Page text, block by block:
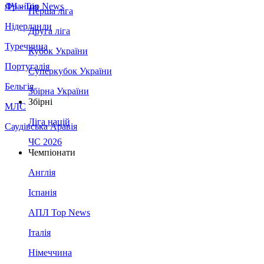
Франція
Нідерланди
Туреччина
Португалія
Бельгія
МЛС
Саудівська Аравія
ЛЧ - Top News
Перша ліга
Друга ліга
Кубок України
Суперкубок України
Збірна України
Збірні
Ліга націй
ЧС 2026
Чемпіонати
Англія
Іспанія
АПЛ Top News
Італія
Німеччина